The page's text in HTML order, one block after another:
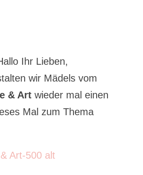
Ihr Lieben,
wir Mädels vom
& Artwieder mal einen
Mal zum Thema